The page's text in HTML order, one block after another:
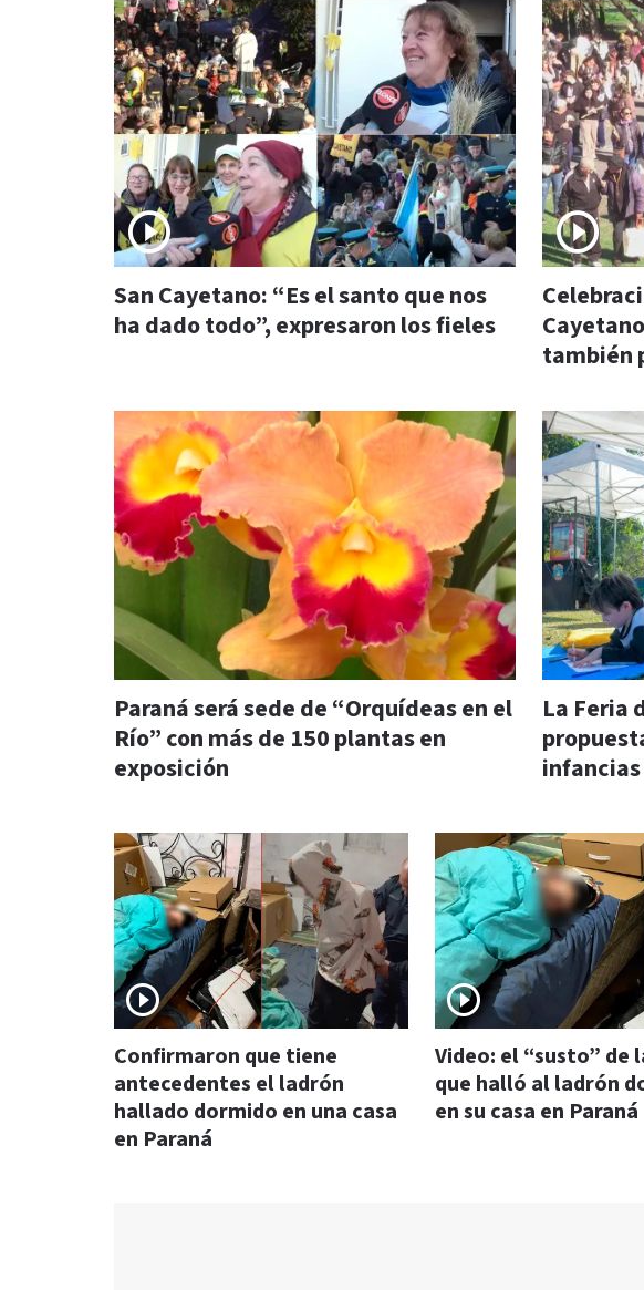
San Cayetano: “Es el santo que nos
ha dado todo”, expresaron los fieles
también
Paraná será sede de “Orquídeas en el
Río” con más de 150 plantas en
exposición
La Feria
infancias
Confirmaron que tiene
antecedentes el ladrón
hallado dormido en una casa
en Paraná
Video: el “susto” de
que halló al ladrón
en su casa en Paraná